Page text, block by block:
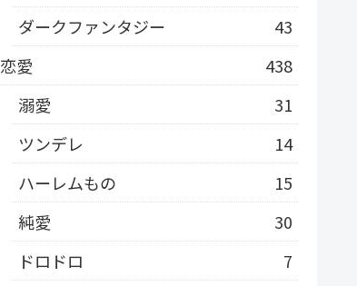
ダークファンタジー
43
恋愛
438
溺愛
31
ツンデレ
14
ハーレムもの
15
純愛
30
ドロドロ
7